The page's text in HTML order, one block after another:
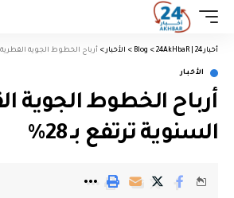
أخبار 24 | 24AkHbaR >
Blog
> الأخبار > أرباح الخطوط الجوية القطرية
الأخبار
أرباح الخطوط الجوية
السنوية ترتفع بـ 28%